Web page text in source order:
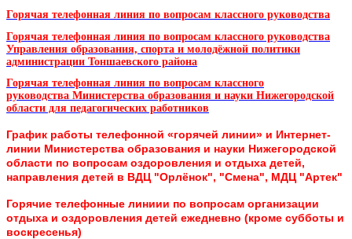
Горячая телефонная линия по вопросам классного руководства
Горячая телефонная линия по вопросам классного руководства
Управления образования, спорта и молодёжной политики
администрации Тоншаевского района
Горячая телефонная линия по вопросам классного
руководства Министерства образования и науки Нижегородской
области для педагогических работников
График работы телефонной «горячей линии» и Интернет-
линии Министерства образования и науки Нижегородской
области по вопросам оздоровления и отдыха детей,
направления детей в ВДЦ "Орлёнок", "Смена", МДЦ "Артек"
Горячие телефонные линиии по вопросам организации
отдыха и оздоровления детей ежедневно (кроме субботы и
воскресенья)